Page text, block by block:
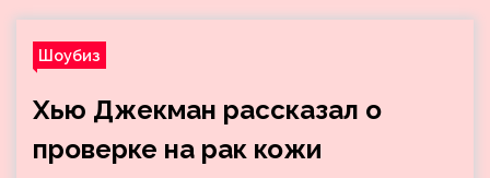
Шоубиз
Хью Джекман рассказал о
проверке на рак кожи